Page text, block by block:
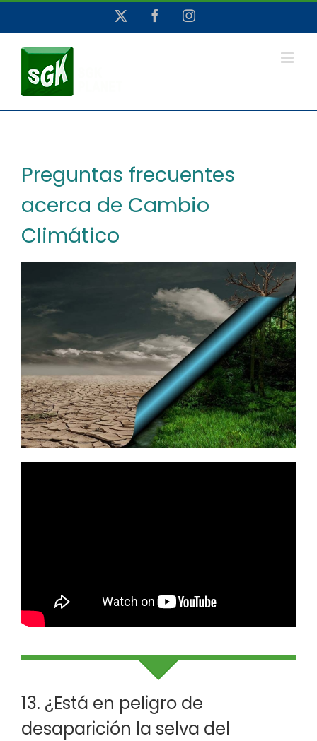
contenido
FacebookInstagram
Preguntas frecuentes
acerca de Cambio
Climático
13. ¿Está en peligro de
desaparición la selva del